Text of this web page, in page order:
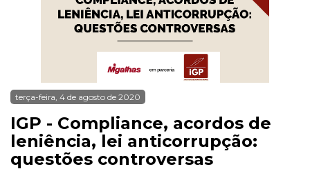
terça-feira, 4 de agosto de 2020
IGP - Compliance, acordos de
leniência, lei anticorrupção:
questões controversas